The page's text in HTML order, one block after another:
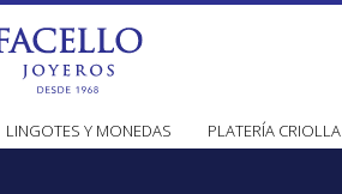
LINGOTES Y MONEDAS PLATERÍA CRIOLLA